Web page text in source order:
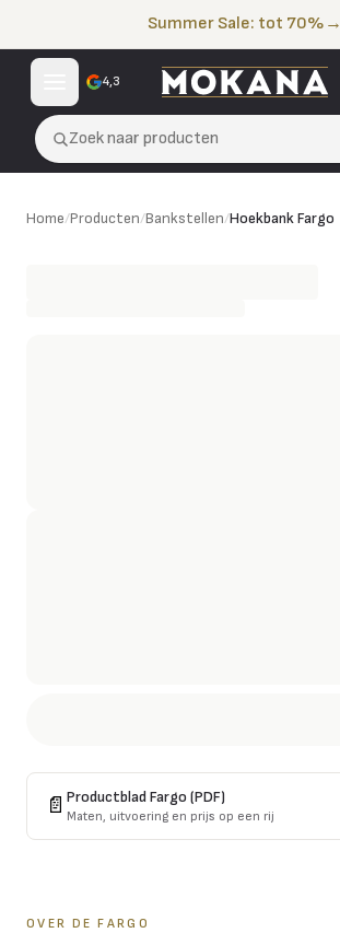
Summer Sale: tot 70% →
4,3
Zoek naar producten
Hoekbank Fargo
Home/Producten/Bankstellen/Hoekbank Fargo
📄 ProductbladFargo(PDF)
Maten, uitvoering en prijs op een rij
OVER DE FARGO